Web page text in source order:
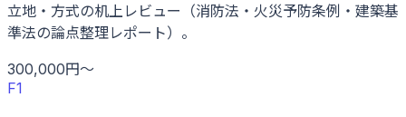
立地・方式の机上レビュー（消防法・火災予防条例・建築基
準法の論点整理レポート）。
300,000円〜
F1